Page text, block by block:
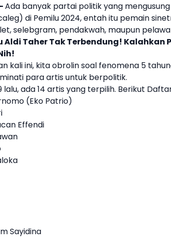
Ada banyak partai politik yang
di Pemilu 2024, entah itu pemain
selebgram, pendakwah, maupun
Aldi Taher Tak Terbendung! Kalahkan
kali ini, kita obrolin soal fenomena 5
para artis untuk berpolitik.
lalu, ada 14 artis yang terpilih. Berikut
(Eko Patrio)
Effendi
Sayidina